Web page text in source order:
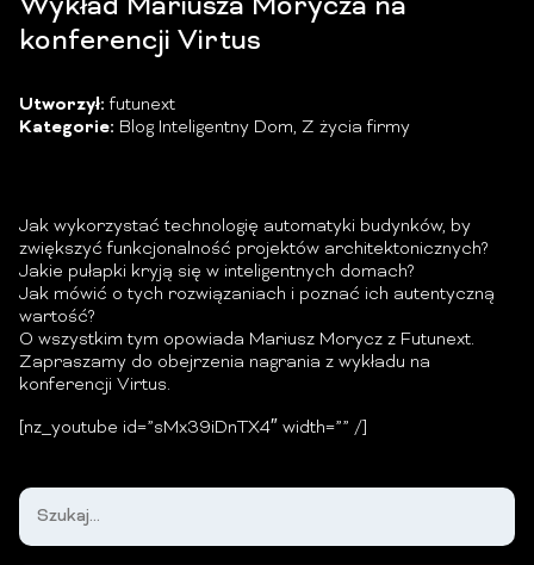
Wykład Mariusza Morycza na
konferencji Virtus
Utworzył: futunext
Kategorie: Blog Inteligentny Dom, Z życia firmy
Jak wykorzystać technologię automatyki budynków, by
zwiększyć funkcjonalność projektów architektonicznych?
Jakie pułapki kryją się w inteligentnych domach?
Jak mówić o tych rozwiązaniach i poznać ich autentyczną
wartość?
O wszystkim tym opowiada Mariusz Morycz z Futunext.
Zapraszamy do obejrzenia nagrania z wykładu na
konferencji Virtus.
[nz_youtube id=”sMx39iDnTX4″ width=”” /]